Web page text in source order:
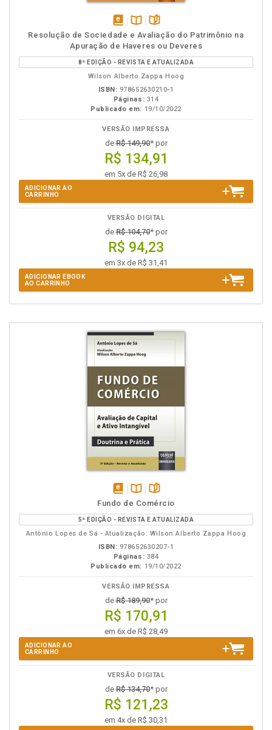
disponível
em
eBook
Disponível
na
B.V.
páginas
Resolução de Sociedade e Avaliação do Patrimônio na
Apuração de Haveres ou Deveres
8ª EDIÇÃO - REVISTA E ATUALIZADA
Wilson Alberto Zappa Hoog
ISBN: 978652630210-1
Páginas: 314
Publicado em: 19/10/2022
VERSÃO IMPRESSA
deR$ 149,90* por
R$ 134,91
em 5x de R$ 26,98
ADICIONAR AO
CARRINHO
VERSÃO DIGITAL
deR$ 104,70* por
R$ 94,23
em 3x de R$ 31,41
ADICIONAR EBOOK
AO CARRINHO
disponível
em
eBook
Disponível
na
B.V.
páginas
Fundo de Comércio
5ª EDIÇÃO - REVISTA E ATUALIZADA
Antônio Lopes de Sá - Atualização: Wilson Alberto Zappa Hoog
ISBN: 978652630207-1
Páginas: 384
Publicado em: 19/10/2022
VERSÃO IMPRESSA
deR$ 189,90* por
R$ 170,91
em 6x de R$ 28,49
ADICIONAR AO
CARRINHO
VERSÃO DIGITAL
deR$ 134,70* por
R$ 121,23
em 4x de R$ 30,31